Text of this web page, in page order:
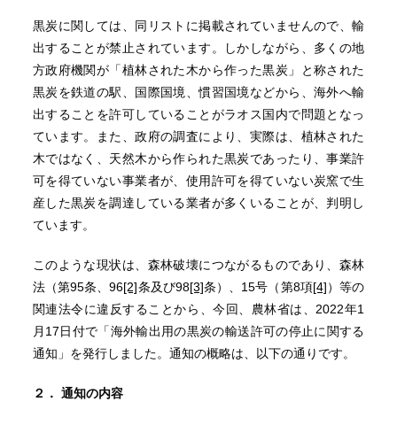
黒炭に関しては、同リストに掲載されていませんので、輸
出することが禁止されています。しかしながら、多くの地
方政府機関が「植林された木から作った黒炭」と称された
黒炭を鉄道の駅、国際国境、慣習国境などから、海外へ輸
出することを許可していることがラオス国内で問題となっ
ています。また、政府の調査により、実際は、植林された
木ではなく、天然木から作られた黒炭であったり、事業許
可を得ていない事業者が、使用許可を得ていない炭窯で生
産した黒炭を調達している業者が多くいることが、判明し
ています。
このような現状は、森林破壊につながるものであり、森林
法（第95条、96[2]条及び98[3]条）、15号（第8項[4]）等の
関連法令に違反することから、今回、農林省は、2022年1
月17日付で「海外輸出用の黒炭の輸送許可の停止に関する
通知」を発行しました。通知の概略は、以下の通りです。
２． 通知の内容